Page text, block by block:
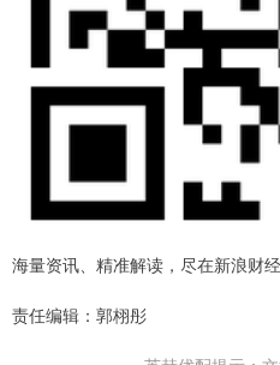
海量资讯、精准解读，尽在新浪财
责任编辑：郭栩彤